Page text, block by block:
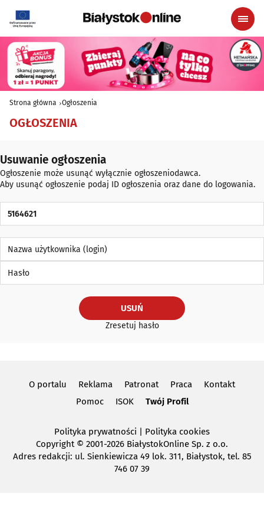
Strona główna Ogłoszenia
OGŁOSZENIA
Usuwanie ogłoszenia
Ogłoszenie może usunąć wyłącznie ogłoszeniodawca.
Aby usunąć ogłoszenie podaj ID ogłoszenia oraz dane do logowania.
USUŃ
Zresetuj hasło
O portalu Reklama Patronat Praca
Kontakt
Pomoc
ISOK Twój Profil
Polityka prywatności
Polityka cookies
Copyright© 2001-2026 BiałystokOnline Sp. z o.o.
Adres redakcji: ul. Sienkiewicza 49 lok. 311, Białystok, tel. 85
746 07 39